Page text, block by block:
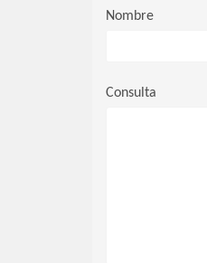
Nombre
Consulta